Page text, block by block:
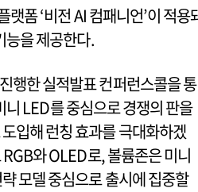
폼 ‘비전 AI 컴패니언’이 적용
능을 제공한다.
행한 실적발표 컨퍼런스콜을 통
LED를 중심으로 경쟁의 판을
입해 런칭 효과를 극대화하겠
와 OLED로, 볼륨존은 미니
모델 중심으로 출시에 집중할